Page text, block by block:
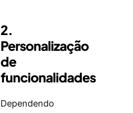
2.
Personalização
de
funcionalidades
Dependendo